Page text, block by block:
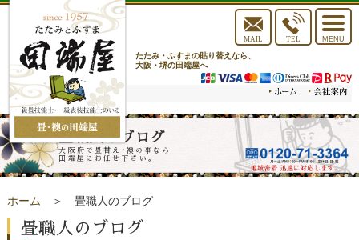
MAIL TEL
toggle
MENU
たたみ・ふすまの貼り替えなら、
大阪・堺の田端屋へ
畳職人のブログ
大阪府で畳替え･襖の事なら
田端屋にお任せ下さい。
ホーム ＞ 畳職人のブログ
畳職人のブログ